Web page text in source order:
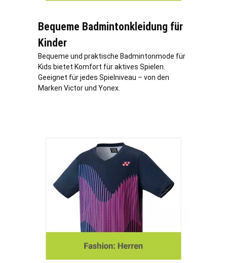
Bequeme Badmintonkleidung für
Kinder
Bequeme und praktische Badmintonmode für
Kids bietet Komfort für aktives Spielen.
Geeignet für jedes Spielniveau – von den
Marken Victor und Yonex.